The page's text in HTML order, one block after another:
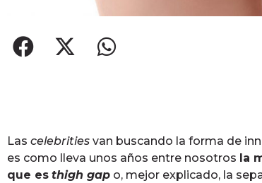
Las celebrities van buscando la forma de
es como lleva unos años entre nosotros la
que es thigh gap o, mejor explicado, la